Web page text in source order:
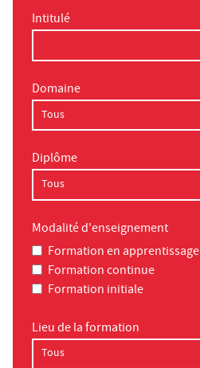
Intitulé
Domaine
Diplôme
Modalité d'enseignement
Formation en apprentissage
Formation continue
Formation initiale
Lieu de la formation